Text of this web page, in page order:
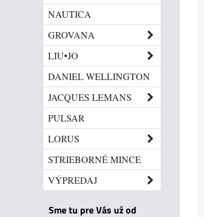
NAUTICA
GROVANA
LIU•JO
DANIEL WELLINGTON
JACQUES LEMANS
PULSAR
LORUS
STRIEBORNÉ MINCE
VÝPREDAJ
Sme tu pre Vás už od